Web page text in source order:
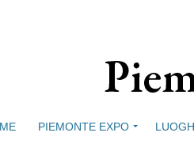
PIEMONTE EXPO